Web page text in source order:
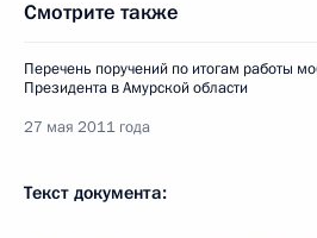
Смотрите также
Перечень поручений по итогам работы
Президента в Амурской области
27 мая 2011 года
Текст документа: